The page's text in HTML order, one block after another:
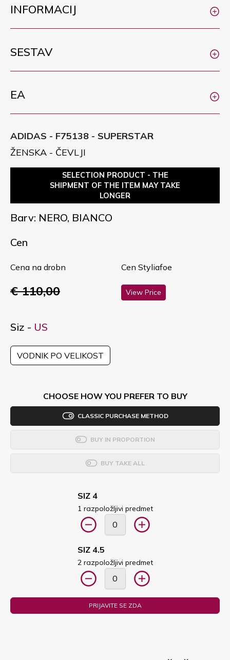
INFORMACIJ
SESTAV
EA
ADIDAS - F75138 - SUPERSTAR
ŽENSKA - ČEVLJI
SELECTION PRODUCT - THE
SHIPMENT OF THE ITEM MAY TAKE
LONGER
Barv: NERO, BIANCO
Cen
Cena na drobn
€ 110,00
Cen Styliafoe
View Price
Siz - US
VODNIK PO VELIKOST
CHOOSE HOW YOU PREFER TO BUY
CLASSIC PURCHASE METHOD
BUY IN PROPORTION
BUY TAKE ALL
SIZ 4
1 razpoložljivi predmet
SIZ 4.5
2 razpoložljivi predmet
PRIJAVITE SE ZDA